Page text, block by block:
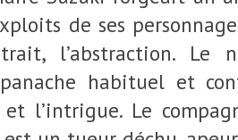
de ses
l’abstraction. Le
habituel et
l’intrigue. Le